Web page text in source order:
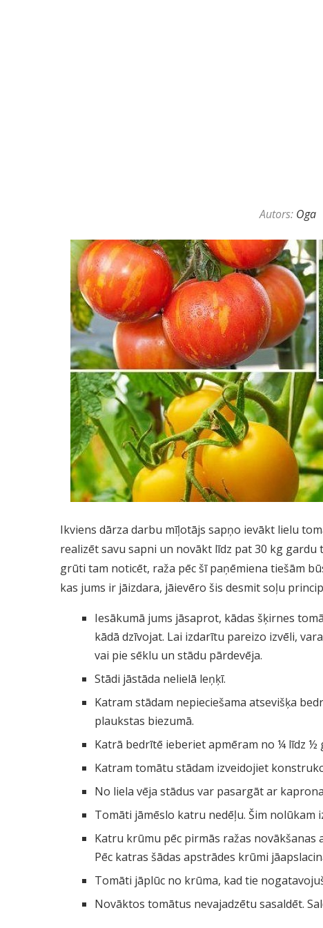
Autors: Oga
Ikviens dārza darbu mīļotājs sapņo ievākt lielu
realizēt savu sapni un novākt līdz pat 30 kg
grūti tam noticēt, raža pēc šī paņēmiena tiešām
kas jums ir jāizdara, jāievēro šis desmit soļu
Iesākumā jums jāsaprot, kādas šķirnes
kādā dzīvojat. Lai izdarītu pareizo izvēli,
vai pie sēklu un stādu pārdevēja.
Stādi jāstāda nelielā leņķī.
Katram stādam nepieciešama atsevišķa
plaukstas biezumā.
Katrā bedrītē ieberiet apmēram no ¼ līdz ½
Katram tomātu stādam izveidojiet
No liela vēja stādus var pasargāt ar
Tomāti jāmēslo katru nedēļu. Šim
Katru krūmu pēc pirmās ražas
Pēc katras šādas apstrādes krūmi
Tomāti jāplūc no krūma, kad tie
Novāktos tomātus nevajadzētu sasaldēt.